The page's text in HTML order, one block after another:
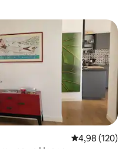
Средна
4,98 (120)